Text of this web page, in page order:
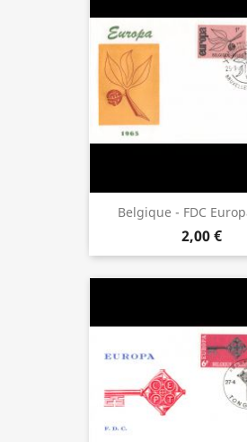
Belgique - FDC
2,00 €